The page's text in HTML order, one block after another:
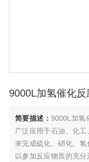
9000L加氢催化
简要描述：9000L加氢
广泛应用于石油、化
来完成硫化、硝化、
以参加反应物质的充